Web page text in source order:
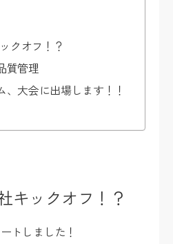
クオフ！？
質管理
、大会に出場します！！
キックオフ！？
トしました！